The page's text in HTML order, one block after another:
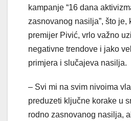
kampanje “16 dana
zasnovanog nasilja”, što je,
premijer Pivić, vrlo važno
negativne trendove i jako
primjera i slučajeva nasilja.
– Svi mi na svim nivoima
preduzeti ključne korake u
rodno zasnovanog nasilja,